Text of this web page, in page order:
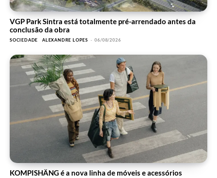
VGP Park Sintra está totalmente pré-arrendado antes da
conclusão da obra
SOCIEDADE ALEXANDRE LOPES - 06/08/2026
KOMPISHÄNG é a nova linha de móveis e acessórios